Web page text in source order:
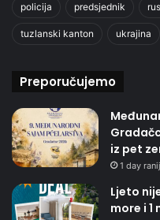
policija predsjednik
tuzlanski kanton ukrajina
Preporučujemo
iz pet
1 day
Ljeto
more i 1